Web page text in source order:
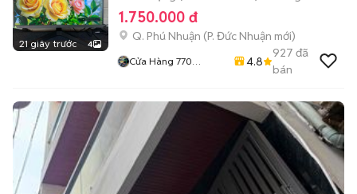
21 giây trước 4
1.750.000 đ
Q. Phú Nhuận (P. Đức Nhuận mới)
Cửa Hàng 770
4.8
927 đã
bán